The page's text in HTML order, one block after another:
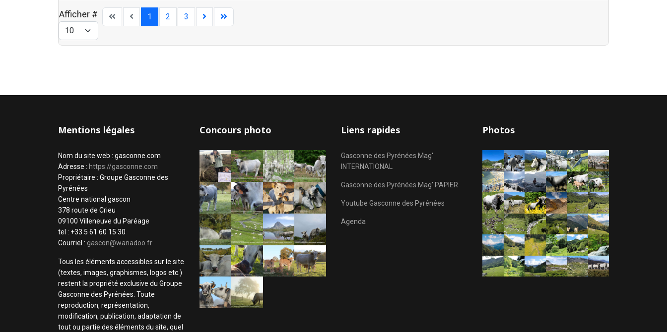
Afficher # 1 2 3
Mentions légales
Nom du site web : gasconne.com
Adresse : https://gasconne.com
Propriétaire : Groupe Gasconne des
Pyrénées
Centre national gascon
378 route de Crieu
09100 Villeneuve du Paréage
tel : +33 5 61 60 15 30
Courriel : gascon@wanadoo.fr
Tous les éléments accessibles sur le site
(textes, images, graphismes, logos etc.)
restent la propriété exclusive du Groupe
Gasconne des Pyrénées. Toute
reproduction, représentation,
modification, publication, adaptation de
tout ou partie des éléments du site, quel
Concours photo Liens rapides
Gasconne des Pyrénées Mag'
INTERNATIONAL
Gasconne des Pyrénées Mag' PAPIER
Youtube Gasconne des Pyrénées
Agenda
Photos